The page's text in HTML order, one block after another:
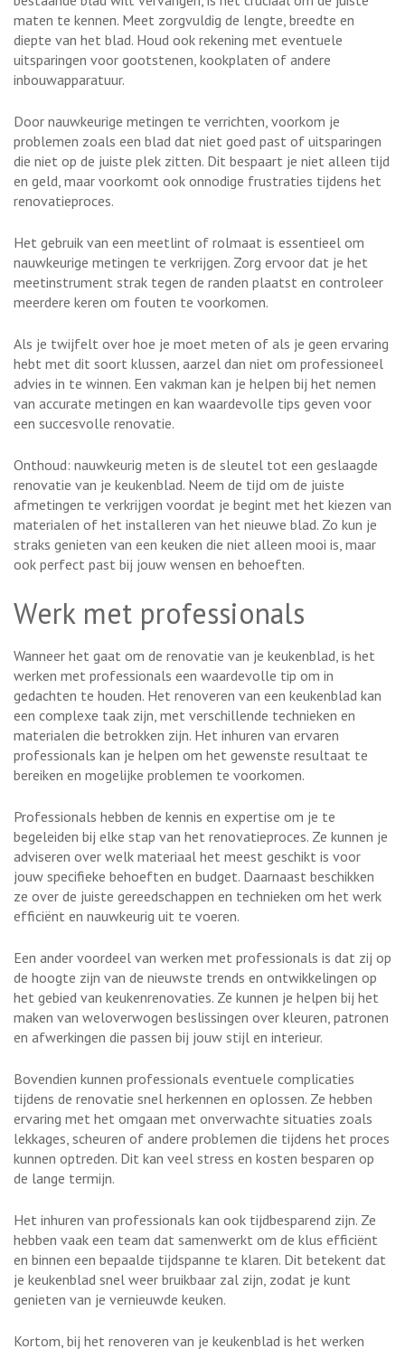
maten te kennen. Meet zorgvuldig de lengte, breedte en
diepte van het blad. Houd ook rekening met eventuele
uitsparingen voor gootstenen, kookplaten of andere
inbouwapparatuur.
Door nauwkeurige metingen te verrichten, voorkom je
problemen zoals een blad dat niet goed past of uitsparingen
die niet op de juiste plek zitten. Dit bespaart je niet alleen tijd
en geld, maar voorkomt ook onnodige frustraties tijdens het
renovatieproces.
Het gebruik van een meetlint of rolmaat is essentieel om
nauwkeurige metingen te verkrijgen. Zorg ervoor dat je het
meetinstrument strak tegen de randen plaatst en controleer
meerdere keren om fouten te voorkomen.
Als je twijfelt over hoe je moet meten of als je geen ervaring
hebt met dit soort klussen, aarzel dan niet om professioneel
advies in te winnen. Een vakman kan je helpen bij het nemen
van accurate metingen en kan waardevolle tips geven voor
een succesvolle renovatie.
Onthoud: nauwkeurig meten is de sleutel tot een geslaagde
renovatie van je keukenblad. Neem de tijd om de juiste
afmetingen te verkrijgen voordat je begint met het kiezen van
materialen of het installeren van het nieuwe blad. Zo kun je
straks genieten van een keuken die niet alleen mooi is, maar
ook perfect past bij jouw wensen en behoeften.
Werk met professionals
Wanneer het gaat om de renovatie van je keukenblad, is het
werken met professionals een waardevolle tip om in
gedachten te houden. Het renoveren van een keukenblad kan
een complexe taak zijn, met verschillende technieken en
materialen die betrokken zijn. Het inhuren van ervaren
professionals kan je helpen om het gewenste resultaat te
bereiken en mogelijke problemen te voorkomen.
Professionals hebben de kennis en expertise om je te
begeleiden bij elke stap van het renovatieproces. Ze kunnen je
adviseren over welk materiaal het meest geschikt is voor
jouw specifieke behoeften en budget. Daarnaast beschikken
ze over de juiste gereedschappen en technieken om het werk
efficiënt en nauwkeurig uit te voeren.
Een ander voordeel van werken met professionals is dat zij op
de hoogte zijn van de nieuwste trends en ontwikkelingen op
het gebied van keukenrenovaties. Ze kunnen je helpen bij het
maken van weloverwogen beslissingen over kleuren, patronen
en afwerkingen die passen bij jouw stijl en interieur.
Bovendien kunnen professionals eventuele complicaties
tijdens de renovatie snel herkennen en oplossen. Ze hebben
ervaring met het omgaan met onverwachte situaties zoals
lekkages, scheuren of andere problemen die tijdens het proces
kunnen optreden. Dit kan veel stress en kosten besparen op
de lange termijn.
Het inhuren van professionals kan ook tijdbesparend zijn. Ze
hebben vaak een team dat samenwerkt om de klus efficiënt
en binnen een bepaalde tijdspanne te klaren. Dit betekent dat
je keukenblad snel weer bruikbaar zal zijn, zodat je kunt
genieten van je vernieuwde keuken.
Kortom, bij het renoveren van je keukenblad is het werken